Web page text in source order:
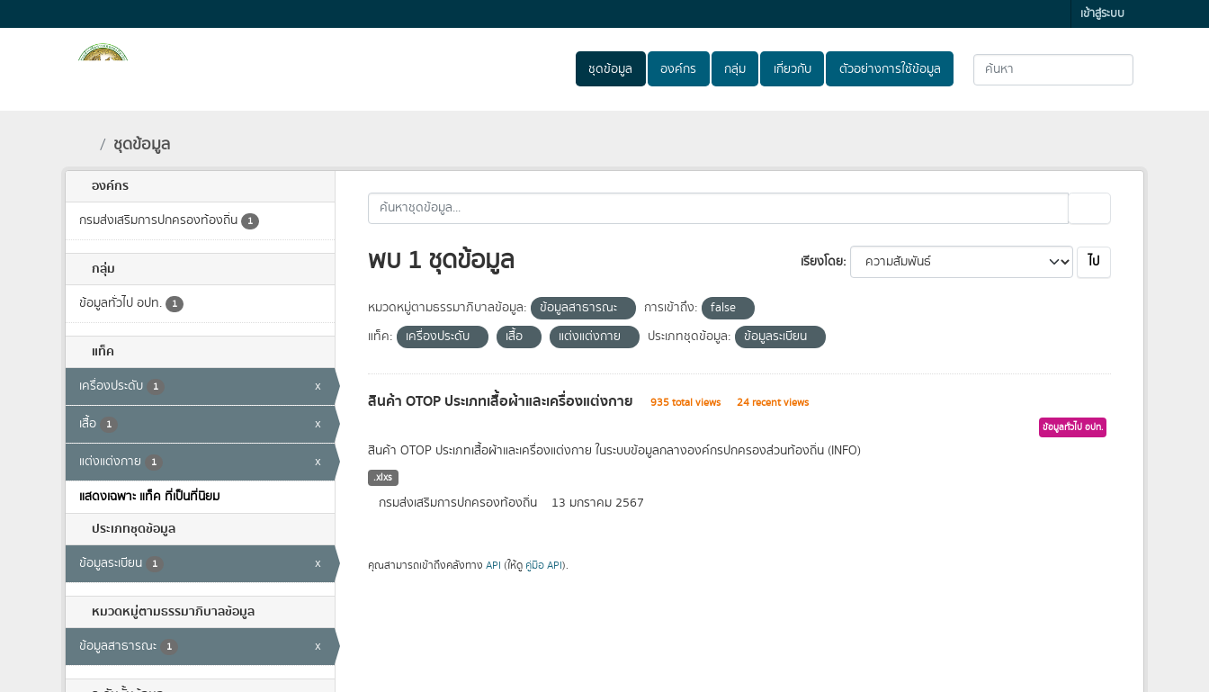
เข้าสู่ระบบ
ชุดข้อมูล องค์กร กลุ่ม เกี่ยวกับ ตัวอย่างการใช้ข้อมูล
ชุดข้อมูล
องค์กร
กรมส่งเสริมการปกครองท้องถิ่น 1
กลุ่ม
ข้อมูลทั่วไป อปท. 1
แท็ค
เครื่องประดับ 1 x
เสื้อ 1 x
แต่งแต่งกาย 1
x
แสดงเฉพาะ แท็ค ที่เป็นที่นิยม
ประเภทชุดข้อมูล
ข้อมูลระเบียน 1 x
หมวดหมู่ตามธรรมาภิบาลข้อมูล
ข้อมูลสาธารณะ 1 x
เรียงโดย ไป
พบ 1 ชุดข้อมูล
หมวดหมู่ตามธรรมาภิบาลข้อมูล: ข้อมูลสาธารณะ การเข้าถึง:
false
แท็ค:
เครื่องประดับ เสื้อ แต่งแต่งกาย ประเภทชุดข้อมูล: ข้อมูลระเบียน
สินค้า OTOP ประเภทเสื้อผ้าและเครื่องแต่งกาย 935 total views 24 recent views
ข้อมูลทั่วไป อปท.
สินค้า OTOP ประเภทเสื้อผ้าและเครื่องแต่งกาย ในระบบข้อมูลกลางองค์กรปกครองส่วนท้องถิ่น (INFO)
.xlxs
กรมส่งเสริมการปกครองท้องถิ่น 13 มกราคม 2567
คุณสามารถเข้าถึงคลังทาง API (ให้ดู คู่มือ API).